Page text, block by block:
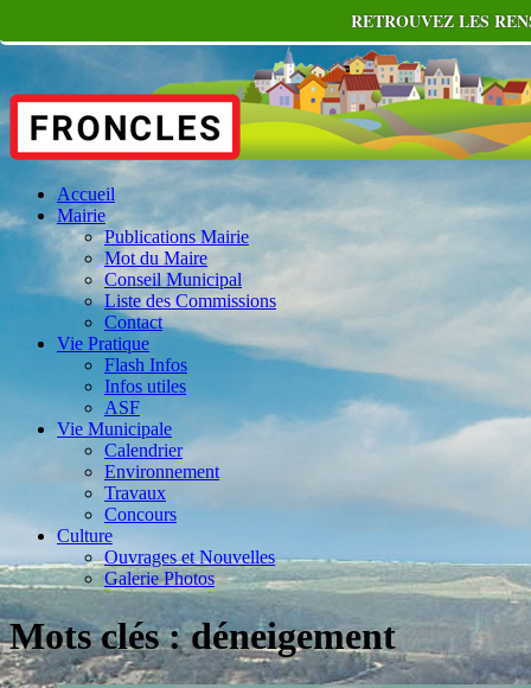
Accueil
Mairie
Publications Mairie
Mot du Maire
Conseil Municipal
Liste des Commissions
Contact
Vie Pratique
Flash Infos
Infos utiles
ASF
Vie Municipale
Calendrier
Environnement
Travaux
Concours
Culture
Ouvrages et Nouvelles
Galerie Photos
Mots clés : déneigement
RETROUVEZ LES